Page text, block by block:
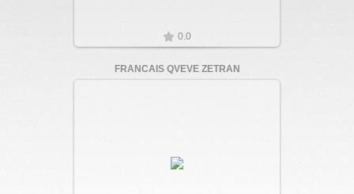
0.0
FRANCAIS QVEVE ZETRAN
Увеличить